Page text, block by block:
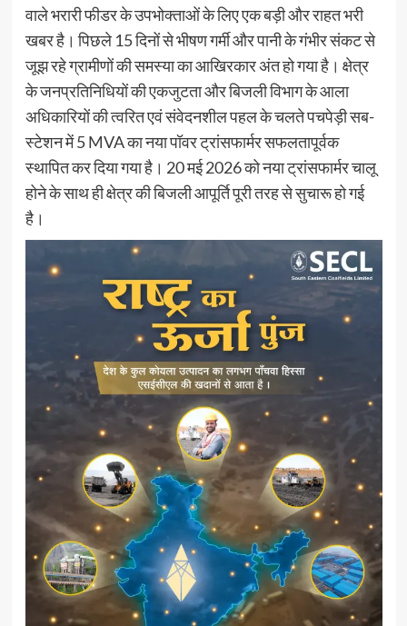
वाले भरारी फीडर के उपभोक्ताओं के लिए एक बड़ी और राहत भरी
खबर है। पिछले 15 दिनों से भीषण गर्मी और पानी के गंभीर संकट से
जूझ रहे ग्रामीणों की समस्या का आखिरकार अंत हो गया है। क्षेत्र
के जनप्रतिनिधियों की एकजुटता और बिजली विभाग के आला
अधिकारियों की त्वरित एवं संवेदनशील पहल के चलते पचपेड़ी सब-
स्टेशन में 5 MVA का नया पॉवर ट्रांसफार्मर सफलतापूर्वक
स्थापित कर दिया गया है। 20 मई 2026 को नया ट्रांसफार्मर चालू
होने के साथ ही क्षेत्र की बिजली आपूर्ति पूरी तरह से सुचारू हो गई
है।